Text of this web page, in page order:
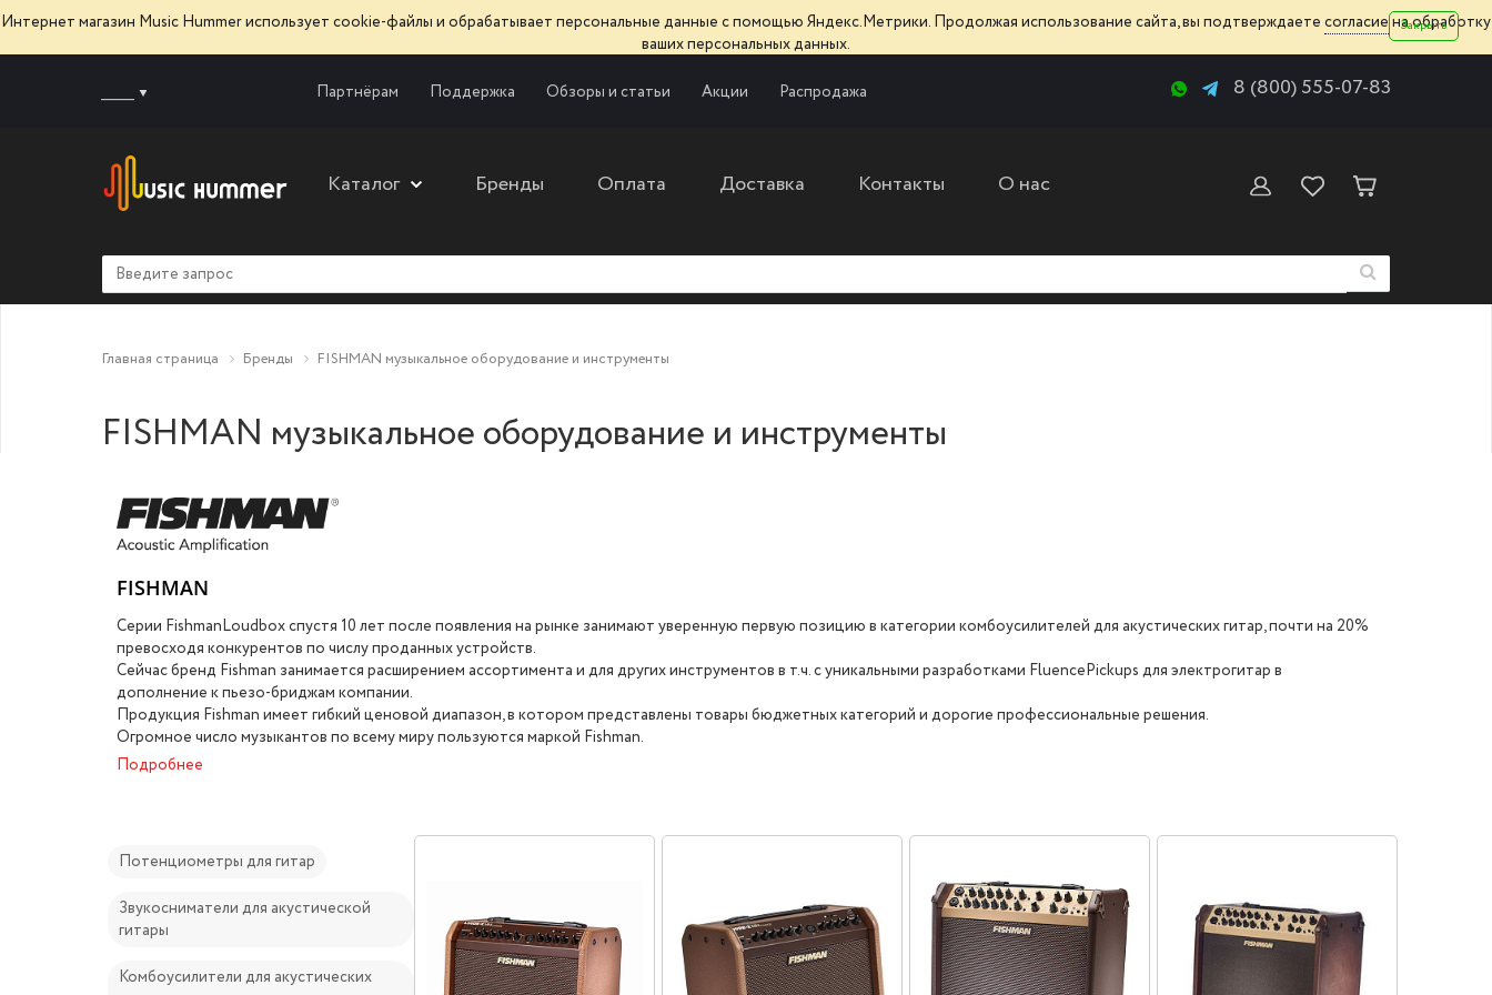
Интернет магазин Music Hummer использует сооkie-файлы и обрабатывает персональные данные с помощью Яндекс.Метрики. Продолжая использование сайта, вы подтверждаете согласиена обработку
ваших персональных данных.
Закрыть
Партнёрам Поддержка Обзоры и статьи Акции Распродажа 8 (800) 555-07-83
Каталог Бренды Оплата Доставка Контакты О нас
Главная страница Бренды FISHMAN музыкальное оборудование и инструменты
FISHMAN музыкальное оборудование и инструменты
FISHMAN
Серии FishmanLoudbox спустя 10 лет после появления на рынке занимают уверенную первую позицию в категории комбоусилителей для акустических гитар, почти на 20%
превосходя конкурентов по числу проданных устройств.
Сейчас бренд Fishman занимается расширением ассортимента и для других инструментов в т.ч. с уникальными разработками FluencePickups для электрогитар в
дополнение к пьезо-бриджам компании.
Продукция Fishman имеет гибкий ценовой диапазон, в котором представлены товары бюджетных категорий и дорогие профессиональные решения.
Огромное число музыкантов по всему миру пользуются маркой Fishman.
Подробнее
Потенциометры для гитар
Звукосниматели для акустической
гитары
Комбоусилители для акустических